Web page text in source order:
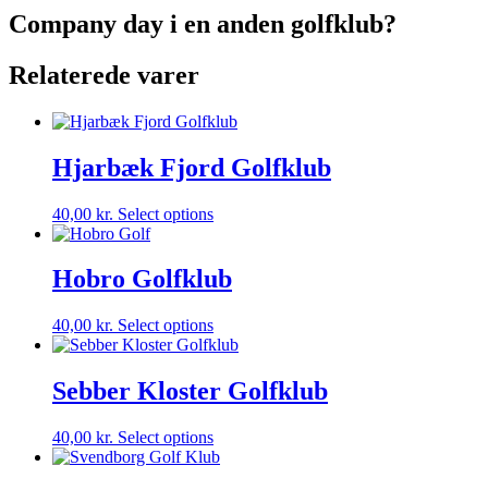
Company day i en anden golfklub?
Relaterede varer
Hjarbæk Fjord Golfklub
40,00 kr. Select options
Hobro Golfklub
40,00 kr. Select options
Sebber Kloster Golfklub
40,00 kr. Select options